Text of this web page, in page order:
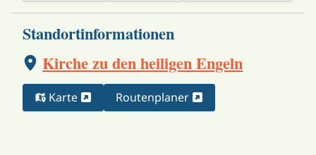
Standortinformationen
Kirche zu den heiligen Engeln
Karte Routenplaner